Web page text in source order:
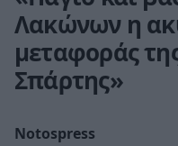
Λακώνων η
μεταφοράς
Σπάρτης»
Notospress